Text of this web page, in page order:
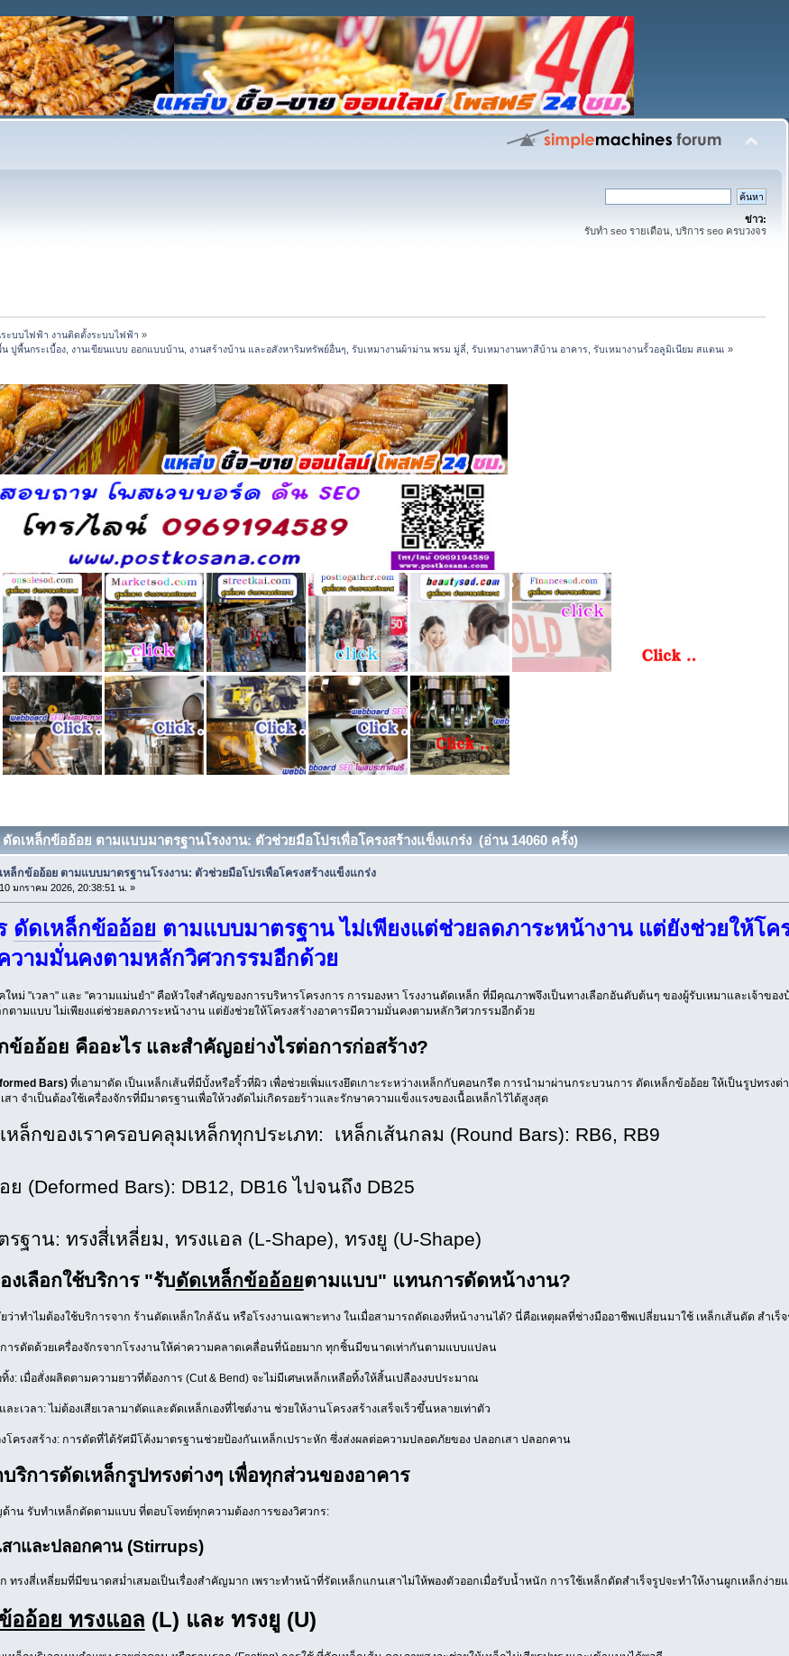
ข่าว:
รับทำ seo รายเดือน, บริการ seo ครบวงจร
ะบบไฟฟ้า งานติดตั้งระบบไฟฟ้า »
พื้นกระเบื้อง, งานเขียนแบบ ออกแบบบ้าน, งานสร้างบ้าน และอสังหาริมทรัพย์อื่นๆ, รับเหมางานผ้าม่าน พรม มู่ลี่, รับเหมางานทาสีบ้าน อาคาร, รับเหมางานรั้วอลูมิเนียม สแตนเ »
ดเหล็กข้ออ้อย ตามแบบมาตรฐานโรงงาน: ตัวช่วยมือโปรเพื่อโครงสร้างแข็งแกร่ง (อ่าน 14060 ครั้ง)
หล็กข้ออ้อย ตามแบบมาตรฐานโรงงาน: ตัวช่วยมือโปรเพื่อโครงสร้างแข็งแกร่ง
มกราคม 2026, 20:38:51 น. »
ดัดเหล็กข้ออ้อย ตามแบบมาตรฐาน ไม่เพียงแต่ช่วยลดภาระหน้างาน แต่ยังช่วยให้โค
วามมั่นคงตามหลักวิศวกรรมอีกด้วย
ใหม่ "เวลา" และ "ความแม่นยำ" คือหัวใจสำคัญของการบริหารโครงการ การมองหา โรงงานดัดเหล็ก ที่มีคุณภาพจึงเป็นทางเลือกอันดับต้นๆ ของผู้รับเหมาและเจ้าของ
ตามแบบ ไม่เพียงแต่ช่วยลดภาระหน้างาน แต่ยังช่วยให้โครงสร้างอาคารมีความมั่นคงตามหลักวิศวกรรมอีกด้วย
ข้ออ้อย คืออะไร และสำคัญอย่างไรต่อการก่อสร้าง?
Bars)ที่เอามาดัด เป็นเหล็กเส้นที่มีบั้งหรือริ้วที่ผิว เพื่อช่วยเพิ่มแรงยึดเกาะระหว่างเหล็กกับคอนกรีต การนำมาผ่านกระบวนการ ดัดเหล็กข้ออ้อย ให้เป็นรูปทรงต่
สา จำเป็นต้องใช้เครื่องจักรที่มีมาตรฐานเพื่อให้วงดัดไม่เกิดรอยร้าวและรักษาความแข็งแรงของเนื้อเหล็กไว้ได้สูงสุด
หล็กของเราครอบคลุมเหล็กทุกประเภท: เหล็กเส้นกลม (Round Bars): RB6, RB9
ย (Deformed Bars): DB12, DB16 ไปจนถึง DB25
รฐาน: ทรงสี่เหลี่ยม, ทรงแอล (L-Shape), ทรงยู (U-Shape)
งเลือกใช้บริการ "รับดัดเหล็กข้ออ้อยตามแบบ" แทนการดัดหน้างาน?
ว่าทำไมต้องใช้บริการจาก ร้านดัดเหล็กใกล้ฉัน หรือโรงงานเฉพาะทาง ในเมื่อสามารถดัดเองที่หน้างานได้? นี่คือเหตุผลที่ช่างมืออาชีพเปลี่ยนมาใช้ เหล็กเส้นดัด สำเร็จ
ารดัดด้วยเครื่องจักรจากโรงงานให้ค่าความคลาดเคลื่อนที่น้อยมาก ทุกชิ้นมีขนาดเท่ากันตามแบบแปลน
ง: เมื่อสั่งผลิตตามความยาวที่ต้องการ (Cut & Bend) จะไม่มีเศษเหล็กเหลือทิ้งให้สิ้นเปลืองงบประมาณ
ะเวลา: ไม่ต้องเสียเวลามาตัดและดัดเหล็กเองที่ไซต์งาน ช่วยให้งานโครงสร้างเสร็จเร็วขึ้นหลายเท่าตัว
โครงสร้าง: การดัดที่ได้รัศมีโค้งมาตรฐานช่วยป้องกันเหล็กเปราะหัก ซึ่งส่งผลต่อความปลอดภัยของ ปลอกเสา ปลอกคาน
บริการดัดเหล็กรูปทรงต่างๆ เพื่อทุกส่วนของอาคาร
ด้าน รับทำเหล็กดัดตามแบบ ที่ตอบโจทย์ทุกความต้องการของวิศวกร:
สาและปลอกคาน (Stirrups)
ทรงสี่เหลี่ยมที่มีขนาดสม่ำเสมอเป็นเรื่องสำคัญมาก เพราะทำหน้าที่รัดเหล็กแกนเสาไม่ให้พองตัวออกเมื่อรับน้ำหนัก การใช้เหล็กดัดสำเร็จรูปจะทำให้งานผูกเหล็กง่า
ออ้อย ทรงแอล (L) และ ทรงยู (U)